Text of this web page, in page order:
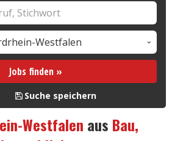
Jobs finden »
Suche speichern
Westfalen aus Bau,